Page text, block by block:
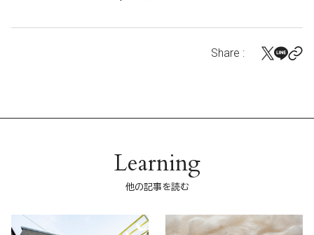
Share :
Learning
他の記事を読む